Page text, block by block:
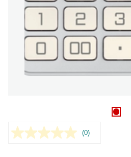
Nessuna
(0)